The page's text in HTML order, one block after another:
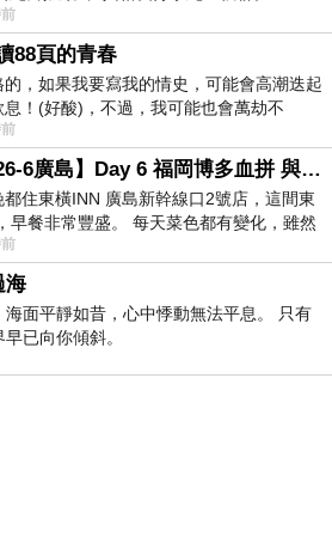
88頁的青春
的，如果我要寫我的情史，可能會高潮迭起
息！(好酸)，不過，我可能也會萬劫不
天跪鍵盤還是被判了花心的罪
【2026-6廣島】Day 6 福岡博多血拼 與機場接送少年司機深夜對談
都住東橫INN 廣島新幹線口2號店，這間東
早餐非常豐盛。 每天菜色都有變化，雖然
人員拿出料理包加熱，但
海
面平靜如昔，心中悸動無法平息。 只有
已向你傾斜。